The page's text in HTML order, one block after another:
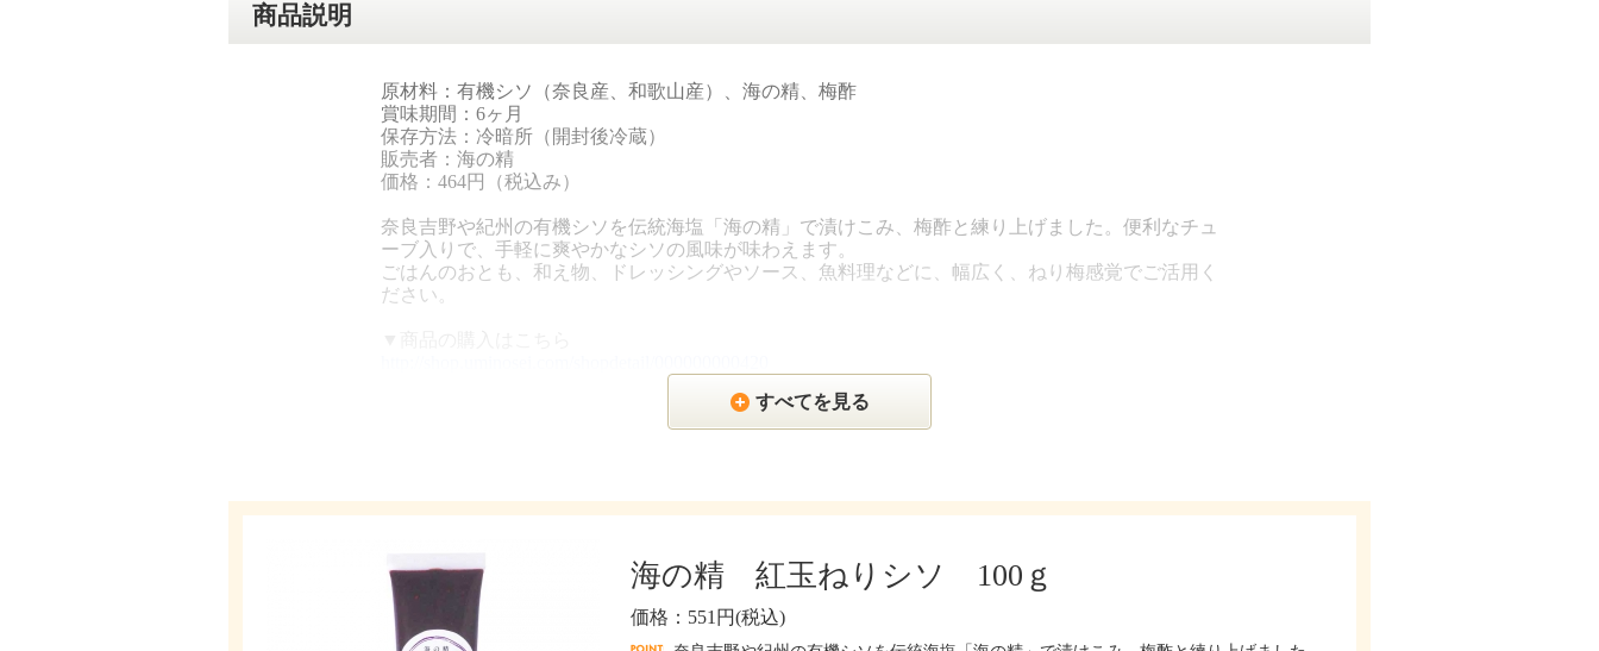
商品説明
原材料：有機シソ（奈良産、和歌山産）、海の精、梅酢
賞味期間：6ヶ月
保存方法：冷暗所（開封後冷蔵）
販売者：海の精
価格：464円（税込み）
奈良吉野や紀州の有機シソを伝統海塩「海の精」で漬けこみ、梅酢と練り上げました。便利なチュ
ーブ入りで、手軽に爽やかなシソの風味が味わえます。
ごはんのおとも、和え物、ドレッシングやソース、魚料理などに、幅広く、ねり梅感覚でご活用く
ださい。
すべてを見る
海の精 紅玉ねりシソ 100ｇ
価格：551円(税込)